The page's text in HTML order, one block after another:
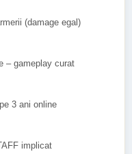
(damage egal)
– gameplay curat
3 ani online
implicat